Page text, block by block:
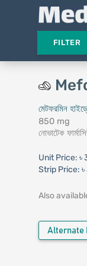
FILTER
মেটফরমিন
850 mg
নোভাটেক
Unit Price: ৳
Strip Price:
Also
Alternate